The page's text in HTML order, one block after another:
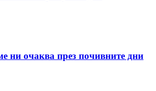
ни очаква през почивните дни